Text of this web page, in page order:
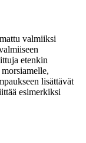
valmiiksi
etenkin
lisättävät
esimerkiksi